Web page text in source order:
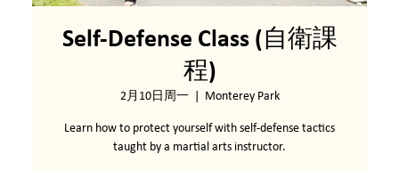
Self-Defense Class (自衛課
程)
2月10日周一
  |
Monterey Park
Learn how to protect yourself with self-defense tactics
taught by a martial arts instructor.